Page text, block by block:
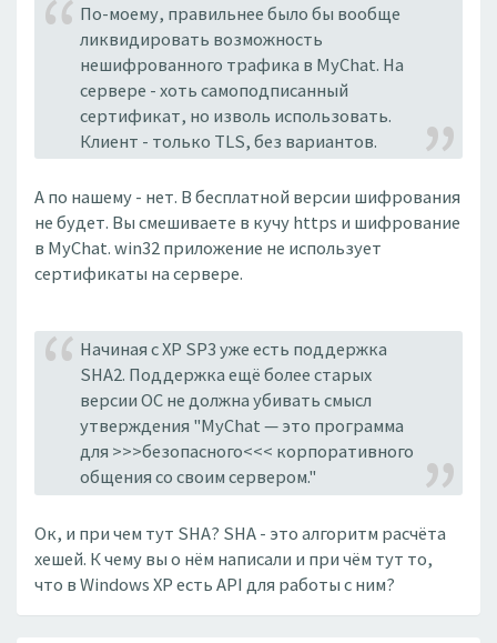
По-моему, правильнее было бы вообще
ликвидировать возможность
нешифрованного трафика в MyChat. На
сервере - хоть самоподписанный
сертификат, но изволь использовать.
Клиент - только TLS, без вариантов.
А по нашему - нет. В бесплатной версии шифрования
не будет. Вы смешиваете в кучу https и шифрование
в MyChat. win32 приложение не использует
сертификаты на сервере.
Начиная с XP SP3 уже есть поддержка
SHA2. Поддержка ещё более старых
версии ОС не должна убивать смысл
утверждения "MyChat — это программа
для >>>безопасного<<< корпоративного
общения со своим сервером."
Ок, и при чем тут SHA? SHA - это алгоритм расчёта
хешей. К чему вы о нём написали и при чём тут то,
что в Windows XP есть API для работы с ним?